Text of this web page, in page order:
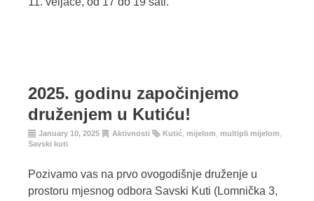
2025. godinu započinjemo
druženjem u Kutiću!
January 10, 2025 Aktivnosti Kutić mijelom multipli mijelom
Savski kuti
Pozivamo vas na prvo ovogodišnje druženje u
prostoru mjesnog odbora Savski Kuti (Lomnička 3,